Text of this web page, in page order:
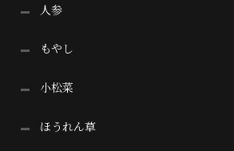
人参
もやし
小松菜
ほうれん草